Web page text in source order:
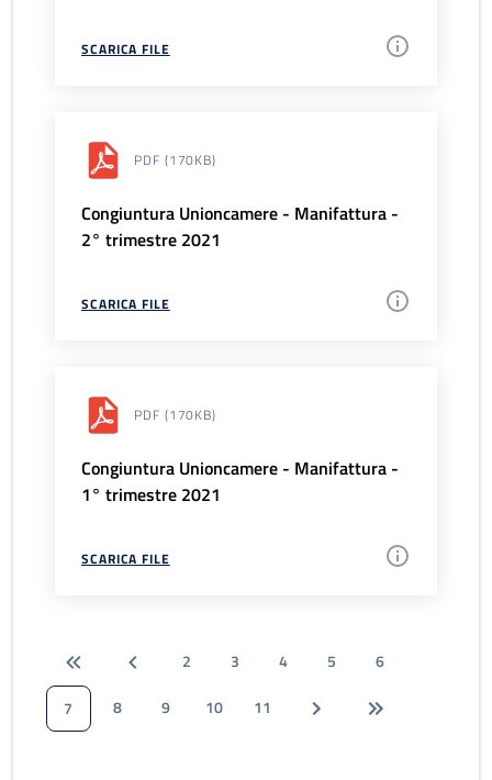
SCARICA FILE
PDF (170KB)
Congiuntura Unioncamere - Manifattura -
2° trimestre 2021
SCARICA FILE
PDF (170KB)
Congiuntura Unioncamere - Manifattura -
1° trimestre 2021
SCARICA FILE
2 3 4 5
6
7
8 9 10 11